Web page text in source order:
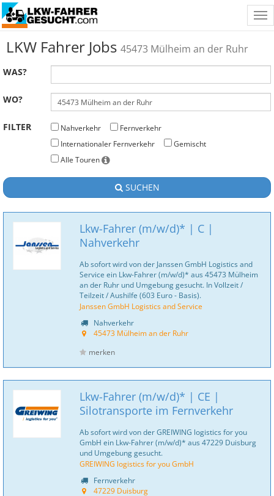
LKW Fahrer Jobs 45473 Mülheim an der Ruhr
WAS?
WO?
FILTER Nahverkehr
Fernverkehr
Internationaler Fernverkehr
Gemischt
Alle Touren
SUCHEN
Lkw-Fahrer (m/w/d)* | C |
Nahverkehr
Ab sofort wird von der Janssen GmbH Logistics and
Service ein Lkw-Fahrer (m/w/d)* aus 45473 Mülheim
an der Ruhr und Umgebung gesucht. In Vollzeit /
Teilzeit / Aushilfe (603 Euro - Basis).
Janssen GmbH Logistics and Service
Nahverkehr
45473 Mülheim an der Ruhr
merken
Lkw-Fahrer (m/w/d)* | CE |
Silotransporte im Fernverkehr
Ab sofort wird von der GREIWING logistics for you
GmbH ein Lkw-Fahrer (m/w/d)* aus 47229 Duisburg
und Umgebung gesucht.
GREIWING logistics for you GmbH
Fernverkehr
47229 Duisburg